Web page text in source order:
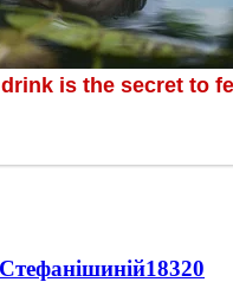
18320